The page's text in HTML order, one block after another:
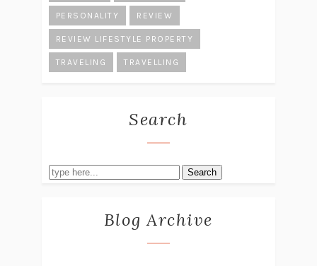
PERSONALITY REVIEW
REVIEW LIFESTYLE PROPERTY
TRAVELING TRAVELLING
Search
Search
Blog Archive